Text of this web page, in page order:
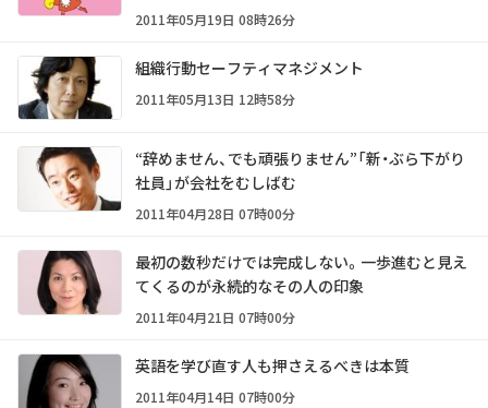
2011年05月19日 08時26分
組織行動セーフティマネジメント
2011年05月13日 12時58分
“辞めません、でも頑張りません”「新・ぶら下がり
社員」が会社をむしばむ
2011年04月28日 07時00分
最初の数秒だけでは完成しない。一歩進むと見え
てくるのが永続的なその人の印象
2011年04月21日 07時00分
英語を学び直す人も押さえるべきは本質
2011年04月14日 07時00分